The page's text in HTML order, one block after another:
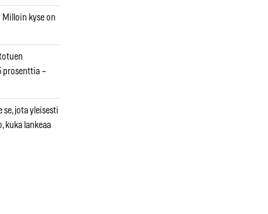
Milloin kyse on
prosenttia –
se, jota yleisesti
kuka lankeaa